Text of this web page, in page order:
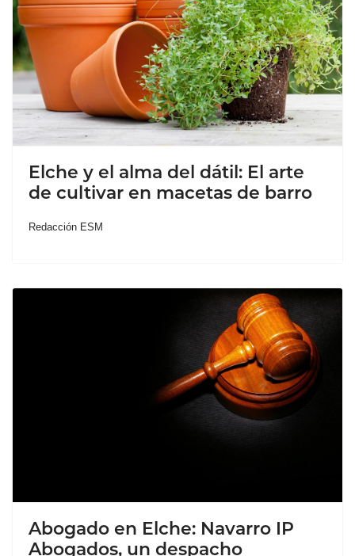
Elche y el alma del dátil: El arte
de cultivar en macetas de barro
Redacción ESM
Abogado en Elche: Navarro IP
Abogados, un despacho